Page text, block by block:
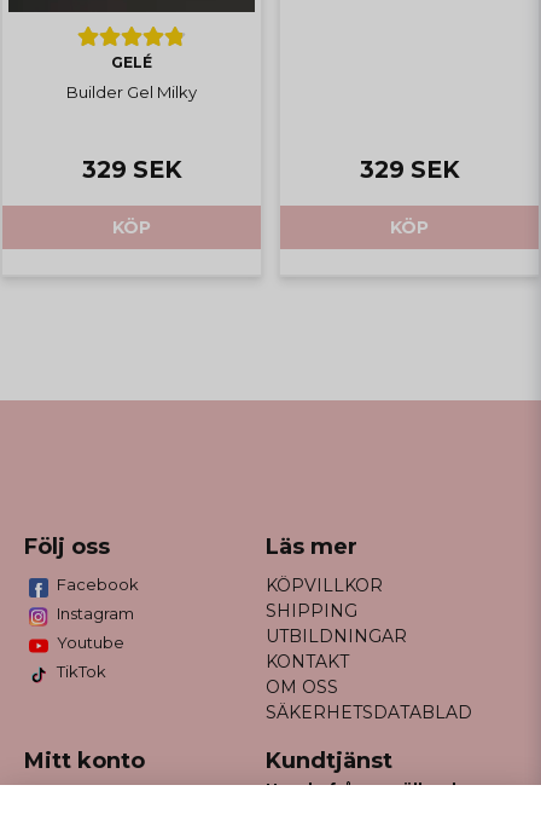
GELÉ
Builder Gel Milky
329 SEK
KÖP
329 SEK
KÖP
Följ oss
Facebook
Instagram
Youtube
TikTok
Läs mer
KÖPVILLKOR
SHIPPING
UTBILDNINGAR
KONTAKT
OM OSS
SÄKERHETSDATABLAD
Mitt konto Kundtjänst
Har du frågor gällande